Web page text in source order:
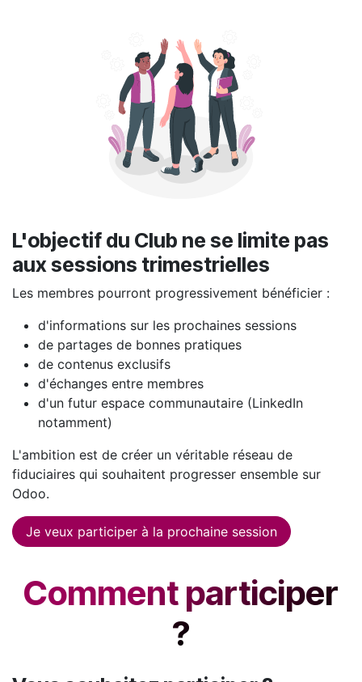
L'objectif du Club ne se limite pas
aux sessions trimestrielles
Les membres pourront progressivement bénéficier :
d'informations sur les prochaines sessions
de partages de bonnes pratiques
de contenus exclusifs
d'échanges entre membres
d'un futur espace communautaire (LinkedIn
notamment)
L'ambition est de créer un véritable réseau de
fiduciaires qui souhaitent progresser ensemble sur
Odoo.
Je veux participer à la prochaine session
Comment participer
?